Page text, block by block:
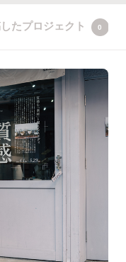
たプロジェクト 0